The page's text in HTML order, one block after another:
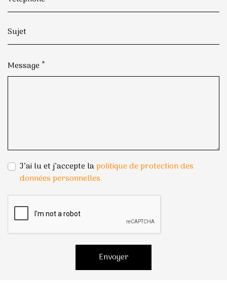
Message *
J’ai lu et j’accepte lapolitique de protection des
données personnelles.
Envoyer